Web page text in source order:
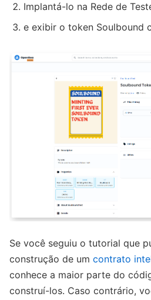
Implantá-lo na Rede de
e exibir o token Soulbound
Se você seguiu o tutorial que
construção de um contrato
conhece a maior parte do
construí-los. Caso contrário,